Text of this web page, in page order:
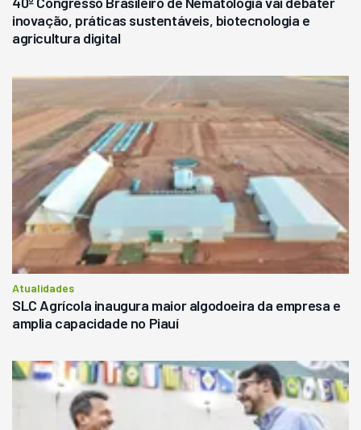
inovação, práticas sustentáveis, biotecnologia e
agricultura digital
Atualidades
SLC Agrícola inaugura maior algodoeira da empresa e
amplia capacidade no Piauí